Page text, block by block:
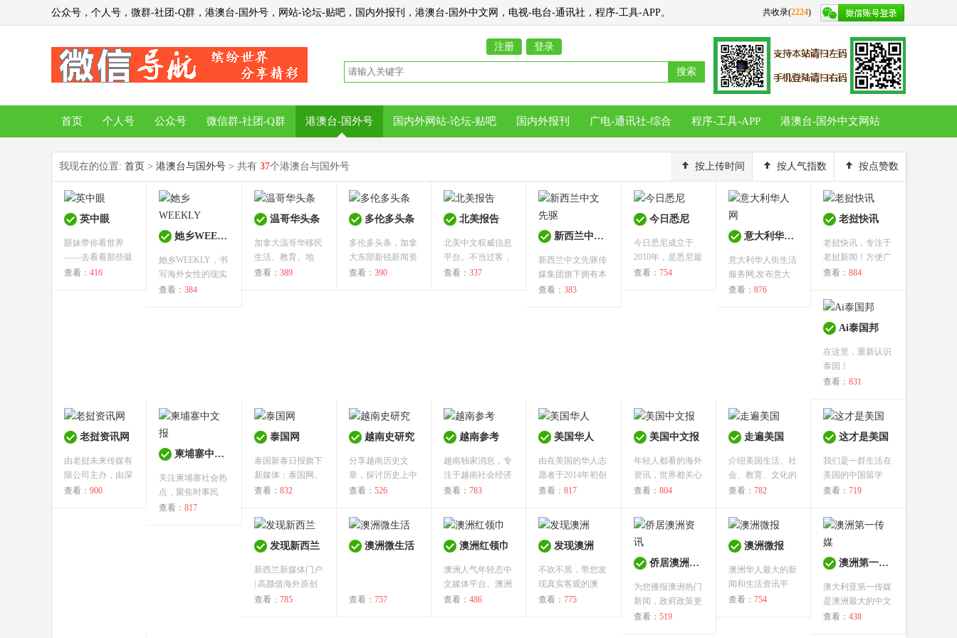
公众号，个人号，微群-社团-Q群，港澳台-国外号，网站-论坛-贴吧，国内外报刊，港澳台-国外中文网，电视-电台-通讯社，程序-工具-APP。 共收录(2224)
登录
注册
搜索
首页 个人号 公众号 微信群-社团-Q群 港澳台-国外号 国内外网站-论坛-贴吧 国内外报刊 广电-通讯社-综合 程序-工具-APP 港澳台-国外中文网站
我现在的位置: 首页 > 港澳台与国外号 > 共有 37个港澳台与国外号 按上传时间 按人气指数 按点赞数
英中眼
眼妹带你看世界
——去看看那些最
美的风景，最...
查看： 416
她乡WEEKLY
她乡WEEKLY，书
写海外女性的现实
与梦想，讲述你...
查看：384
温哥华头条
加拿大温哥华移民
生活、教育、地
产、法律、...
查看： 389
多伦多头条
多伦多头条，加拿
大东部新锐新闻资
讯门户平台...
查看： 390
北美报告
北美中文权威信息
平台。不当过客，
只为永驻。...
查看：337
新西兰中文先驱
新西兰中文先驱传
媒集团旗下拥有本
地知名报...
查看：383
今日悉尼
今日悉尼成立于
2010年，是悉尼最
大的华人生活...
查看： 754
意大利华人网
意大利华人街生活
服务网,发布意大
利劳工申...
查看：876
老挝快讯
老挝快讯，专注于
老挝新闻！方便广
大老挝华人在...
查看：884
Ai泰国邦
在这里，重新认识
泰国！
查看：831
老挝资讯网
由老挝未来传媒有
限公司主办，由深
圳网策科技...
查看： 900
柬埔寨中文报
关注柬埔寨社会热
点，聚焦时事民
生。柬埔寨国...
查看：817
泰国网
泰国新泰日报旗下
新媒体：泰国网。
泰国中文商...
查看： 832
越南史研究
分享越南历史文
章，探讨历史上中
国越南两国的...
查看： 526
越南参考
越南独家消息，专
注于越南社会经济
各层面信息...
查看：783
美国华人
由在美国的华人志
愿者于2014年初创
办。秉持...
查看：817
美国中文报
年轻人都看的海外
资讯，世界都关心
的新鲜态度...
查看： 804
走遍美国
介绍美国生活、社
会、教育、文化的
品牌读物...
查看：782
这才是美国
我们是一群生活在
美国的中国留学
生，正在用亲...
查看：719
发现新西兰
新西兰新媒体门户
| 高颜值海外原创
大号 | ...
查看： 785
澳洲微生活
查看： 757
澳洲红领巾
澳洲人气年轻态中
文媒体平台。澳洲
红领巾每...
查看：486
发现澳洲
不吹不黑，带您发
现真实客观的澳
洲！...
查看：775
侨居澳洲资讯
为您播报澳洲热门
新闻，政府政策更
新及社区福...
查看： 519
澳洲微报
澳洲华人最大的新
闻和生活资讯平
台。每天推...
查看：754
澳洲第一传媒
澳大利亚第一传媒
是澳洲最大的中文
媒体，成立...
查看：438